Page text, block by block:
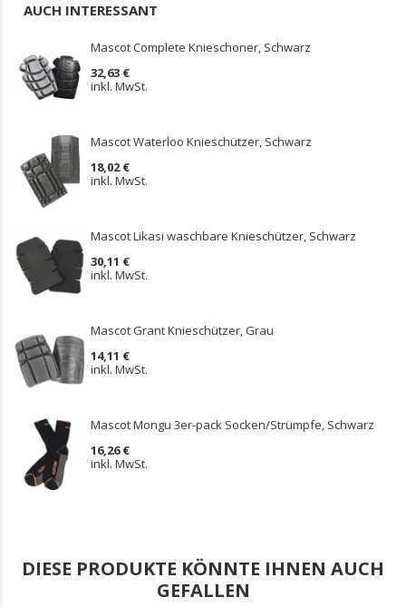
AUCH INTERESSANT
Mascot Complete Knieschoner, Schwarz
32,63 €
inkl. MwSt.
Mascot Waterloo Knieschützer, Schwarz
18,02 €
inkl. MwSt.
Mascot Likasi waschbare Knieschützer, Schwarz
30,11 €
inkl. MwSt.
Mascot Grant Knieschützer, Grau
14,11 €
inkl. MwSt.
Mascot Mongu 3er-pack Socken/Strümpfe, Schwarz
16,26 €
inkl. MwSt.
DIESE PRODUKTE KÖNNTE IHNEN AUCH
GEFALLEN